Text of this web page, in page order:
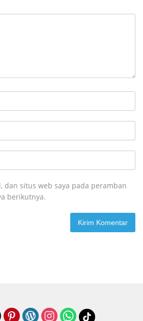
dan situs web saya pada peramban
berikutnya.